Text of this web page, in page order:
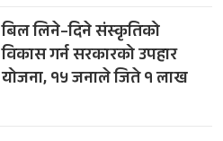
बिल लिने–दिने संस्कृतिको
विकास गर्न सरकारको उपहार
योजना, १५ जनाले जिते १ लाख